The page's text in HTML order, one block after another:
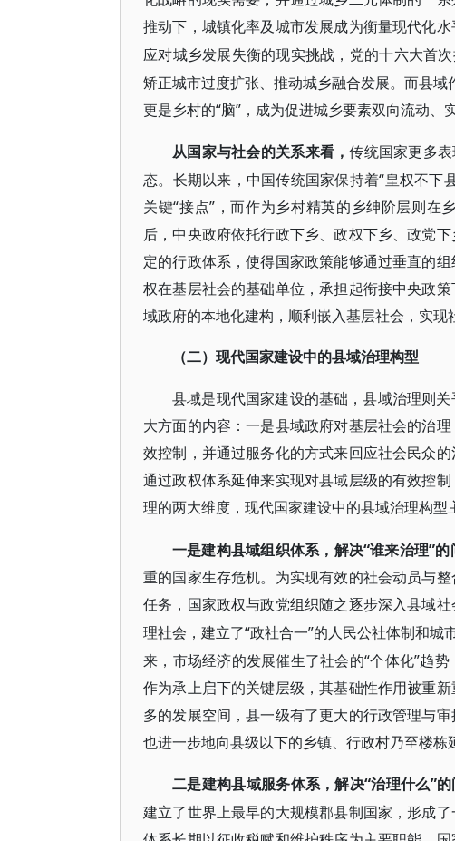
推动下，城镇化率及城市发展成为衡量现代化
应对城乡发展失衡的现实挑战，党的十六大首
矫正城市过度扩张、推动城乡融合发展。而县域
更是乡村的“脑”，成为促进城乡要素双向流动、
从国家与社会的关系来看，传统国家更多
态。长期以来，中国传统国家保持着“皇权不下
关键“接点”，而作为乡村精英的乡绅阶层则在
后，中央政府依托行政下乡、政权下乡、政党
定的行政体系，使得国家政策能够通过垂直的
权在基层社会的基础单位，承担起衔接中央政
域政府的本地化建构，顺利嵌入基层社会，实现
（二）现代国家建设中的县域治理构型
县域是现代国家建设的基础，县域治理则
大方面的内容：一是县域政府对基层社会的治
效控制，并通过服务化的方式来回应社会民众
通过政权体系延伸来实现对县域层级的有效控
理的两大维度，现代国家建设中的县域治理构型
一是建构县域组织体系，解决“谁来治理”
重的国家生存危机。为实现有效的社会动员与
任务，国家政权与政党组织随之逐步深入县域
理社会，建立了“政社合一”的人民公社体制和城
来，市场经济的发展催生了社会的“个体化”趋
作为承上启下的关键层级，其基础性作用被重
多的发展空间，县一级有了更大的行政管理与
也进一步地向县级以下的乡镇、行政村乃至楼栋
二是建构县域服务体系，解决“治理什么”
建立了世界上最早的大规模郡县制国家，形成